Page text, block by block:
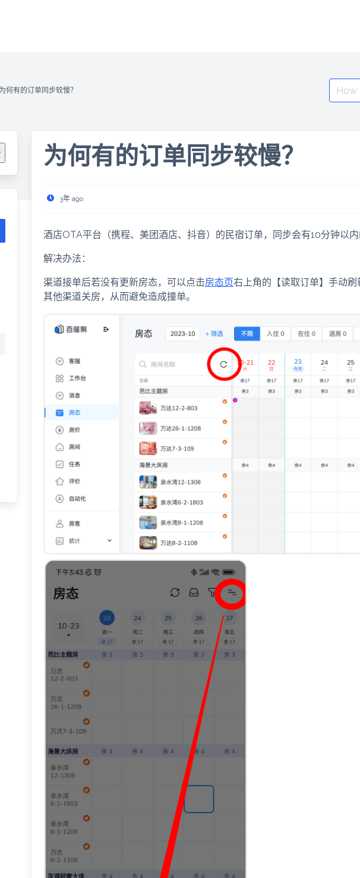
为何有的订单同步较慢？
Search
for:
为何有的订单同步较慢？
3年 ago
酒店OTA平台 （携程、美团酒店、抖音）的民宿订单，同步会有10分钟以内
解决办法：
渠道接单后若没有更新房态，可以点击房态页右上角的【读取订单】手动
其他渠道关房，从而避免造成撞单。